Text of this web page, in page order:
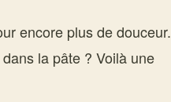
encore plus de douceur.
la pâte ? Voilà une